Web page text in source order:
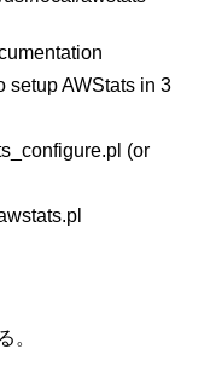
setup AWStats in 3
(or
。